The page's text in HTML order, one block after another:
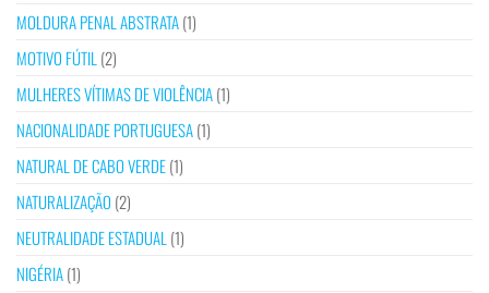
MOLDURA PENAL ABSTRATA(1)
MOTIVO FÚTIL (2)
MULHERES VÍTIMAS DE VIOLÊNCIA(1)
NACIONALIDADE PORTUGUESA(1)
NATURAL DE CABO VERDE(1)
NATURALIZAÇÃO (2)
NEUTRALIDADE ESTADUAL (1)
NIGÉRIA(1)